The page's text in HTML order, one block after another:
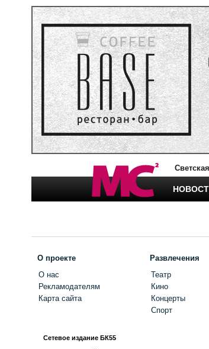
О проекте
О нас
Рекламодателям
Карта сайта
Развлечения
Театр
Кино
Концерты
Спорт
Сетевое издание БК55